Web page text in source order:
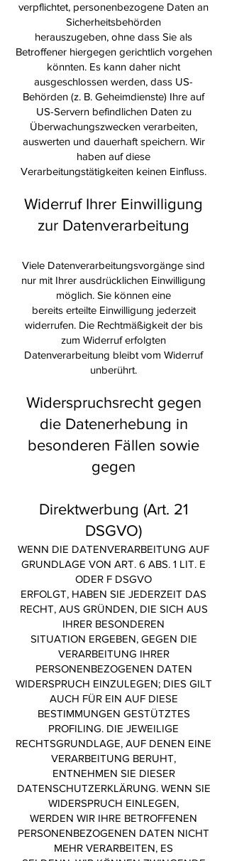
verpflichtet, personenbezogene Daten an
Sicherheitsbehörden
herauszugeben, ohne dass Sie als
Betroffener hiergegen gerichtlich vorgehen
könnten. Es kann daher nicht
ausgeschlossen werden, dass US-
Behörden (z. B. Geheimdienste) Ihre auf
US-Servern befindlichen Daten zu
Überwachungszwecken verarbeiten,
auswerten und dauerhaft speichern. Wir
haben auf diese
Verarbeitungstätigkeiten keinen Einfluss.
Widerruf Ihrer Einwilligung
zur Datenverarbeitung
Viele Datenverarbeitungsvorgänge sind
nur mit Ihrer ausdrücklichen Einwilligung
möglich. Sie können eine
bereits erteilte Einwilligung jederzeit
widerrufen. Die Rechtmäßigkeit der bis
zum Widerruf erfolgten
Datenverarbeitung bleibt vom Widerruf
unberührt.
Widerspruchsrecht gegen
die Datenerhebung in
besonderen Fällen sowie
gegen
Direktwerbung (Art. 21
DSGVO)
WENN DIE DATENVERARBEITUNG AUF
GRUNDLAGE VON ART. 6 ABS. 1 LIT. E
ODER F DSGVO
ERFOLGT, HABEN SIE JEDERZEIT DAS
RECHT, AUS GRÜNDEN, DIE SICH AUS
IHRER BESONDEREN
SITUATION ERGEBEN, GEGEN DIE
VERARBEITUNG IHRER
PERSONENBEZOGENEN DATEN
WIDERSPRUCH EINZULEGEN; DIES GILT
AUCH FÜR EIN AUF DIESE
BESTIMMUNGEN GESTÜTZTES
PROFILING. DIE JEWEILIGE
RECHTSGRUNDLAGE, AUF DENEN EINE
VERARBEITUNG BERUHT,
ENTNEHMEN SIE DIESER
DATENSCHUTZERKLÄRUNG. WENN SIE
WIDERSPRUCH EINLEGEN,
WERDEN WIR IHRE BETROFFENEN
PERSONENBEZOGENEN DATEN NICHT
MEHR VERARBEITEN, ES